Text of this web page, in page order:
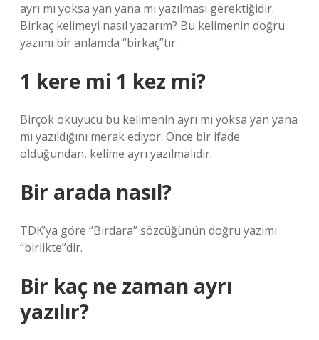
ayrı mı yoksa yan yana mı yazılması gerektiğidir.
Birkaç kelimeyi nasıl yazarım? Bu kelimenin doğru
yazımı bir anlamda “birkaç”tır.
1 kere mi 1 kez mi?
Birçok okuyucu bu kelimenin ayrı mı yoksa yan yana
mı yazıldığını merak ediyor. Once bir ifade
olduğundan, kelime ayrı yazılmalıdır.
Bir arada nasıl?
TDK’ya göre “Birdara” sözcüğünün doğru yazımı
“birlikte”dir.
Bir kaç ne zaman ayrı
yazılır?